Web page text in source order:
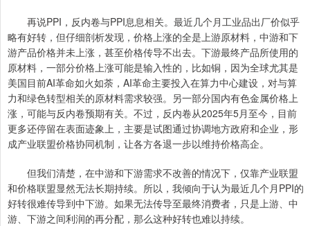
再说PPI，反内卷与PPI息息相关。最近几个月工业品出厂价似乎
略有好转，但仔细剖析发现，价格上涨的全是上游原材料，中游和下
游产品价格并未上涨，甚至价格传导不出去。下游最终产品所使用的
原材料，一部分价格上涨可能是输入性的，比如铜，因为全球尤其是
美国目前AI革命如火如荼，AI革命主要投入在算力中心建设，对与算
力和绿色转型相关的原材料需求较强。另一部分国内有色金属价格上
涨，可能与反内卷预期有关。不过，反内卷从2025年5月至今，目前
更多还停留在表面迹象上，主要是试图通过协调地方政府和企业，形
成产业联盟价格协同机制，让各方各退一步以维持价格高企。
但我们清楚，在中游和下游需求不改善的情况下，仅靠产业联盟
和价格联盟显然无法长期持续。所以，我倾向于认为最近几个月PPI的
好转很难传导到中下游。如果无法传导至最终消费者，只是上游、中
游、下游之间利润的再分配，那么这种好转也难以持续。